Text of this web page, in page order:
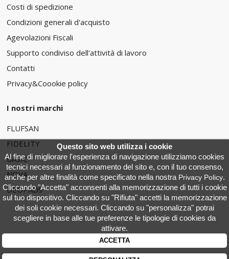
Questo sito web utilizza i cookie
Al fine di migliorare l'esperienza di navigazione utilizziamo cookies
tecnici necessari al funzionamento del sito e, con il tuo consenso,
anche per altre finalità come specificato nella nostra Privacy Policy.
Cliccando "Accetta" acconsenti alla memorizzazione di tutti i cookie
sul tuo dispositivo. Cliccando su "Rifiuta" accetti la memorizzazione
dei soli cookie necessari. Cliccando su "personalizza" potrai
scegliere in base alle tue preferenze le tipologie di cookies da
attivare.
ACCETTA
Costi di spedizione
Condizioni generali d'acquisto
Agevolazioni Fiscali
Supporto condiviso dell'attività di lavoro
Contatti
Privacy&Coookie policy
I nostri marchi
FLUFSAN
FIDELITY
BASIC
NOVA
DEOPADS